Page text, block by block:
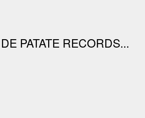
PATATE RECORDS...